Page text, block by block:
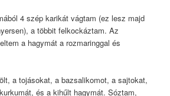
4 szép karikát vágtam (ez lesz majd
a többit felkockáztam. Az
a hagymát a rozmaringgal és
a tojásokat, a bazsalikomot, a sajtokat,
és a kihűlt hagymát. Sóztam,